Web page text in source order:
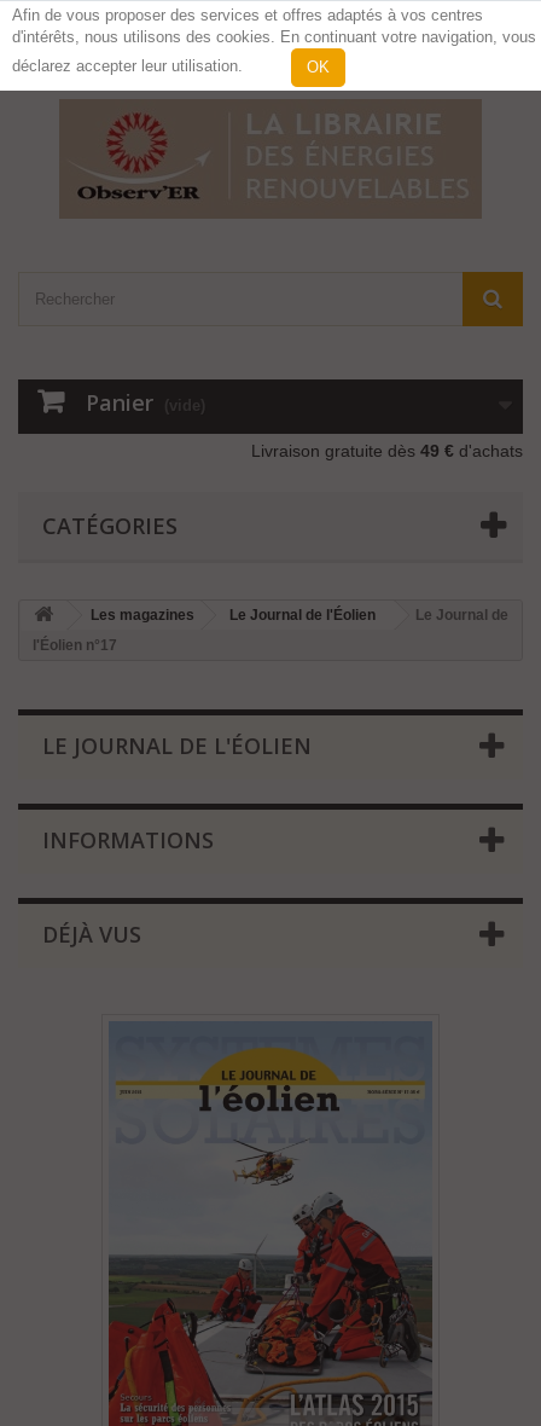
Contactez-nous
Panier (vide)
Livraison gratuite dès 49 € d'achats
CATÉGORIES
Les magazines Le Journal de l'Éolien
Le Journal de
l'Éolien n°17
LE JOURNAL DE L'ÉOLIEN
INFORMATIONS
DÉJÀ VUS
Afin de vous proposer des services et offres adaptés à vos centres
d'intérêts, nous utilisons des cookies. En continuant votre navigation, vous
déclarez accepter leur utilisation.
OK